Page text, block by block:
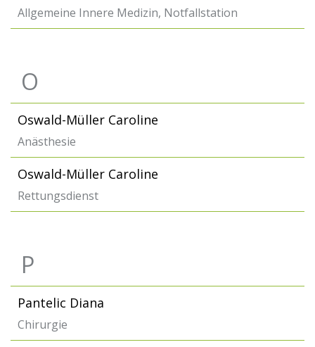
Allgemeine Innere Medizin, Notfallstation
O
Oswald-Müller Caroline
Anästhesie
Oswald-Müller Caroline
Rettungsdienst
P
Pantelic Diana
Chirurgie